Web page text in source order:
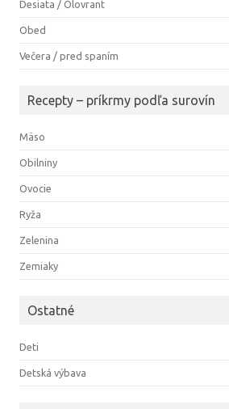
Desiata / Olovrant
Obed
Večera / pred spaním
Recepty – príkrmy podľa surovín
Mäso
Obilniny
Ovocie
Ryža
Zelenina
Zemiaky
Ostatné
Deti
Detská výbava